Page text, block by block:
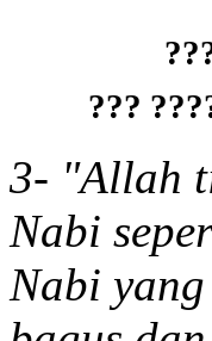
????
3- "Allah
Nabi
Nabi